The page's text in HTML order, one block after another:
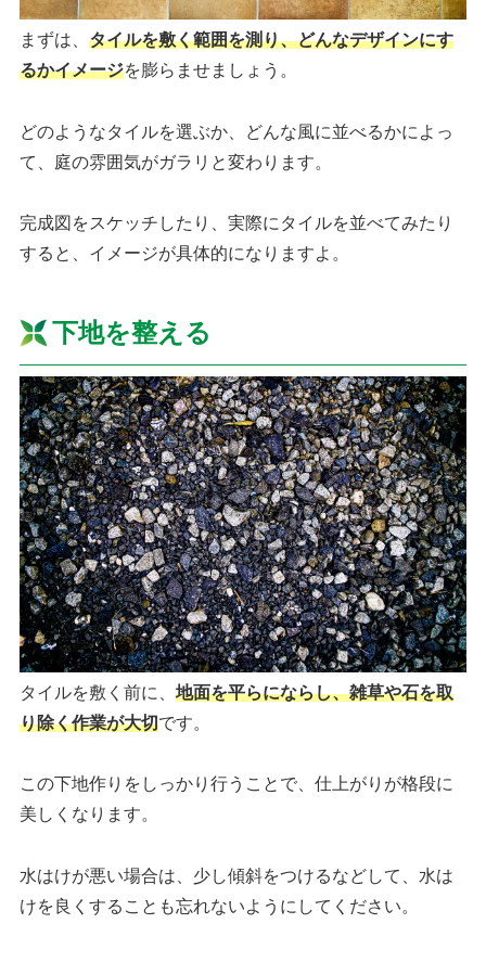
まずは、タイルを敷く範囲を測り、どんなデザインにす
るかイメージを膨らませましょう。
どのようなタイルを選ぶか、どんな風に並べるかによっ
て、庭の雰囲気がガラリと変わります。
完成図をスケッチしたり、実際にタイルを並べてみたり
すると、イメージが具体的になりますよ。
下地を整える
タイルを敷く前に、地面を平らにならし、雑草や石を取
り除く作業が大切です。
この下地作りをしっかり行うことで、仕上がりが格段に
美しくなります。
水はけが悪い場合は、少し傾斜をつけるなどして、水は
けを良くすることも忘れないようにしてください。